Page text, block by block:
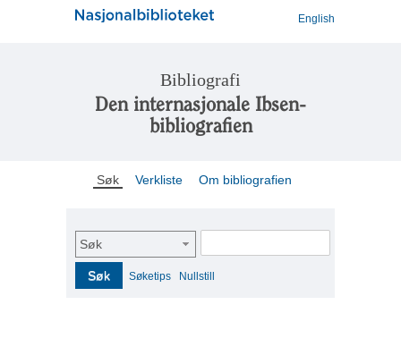
English
Bibliografi
Den internasjonale Ibsen-
bibliografien
Søk Verkliste Om bibliografien
Søk
Søk Søketips Nullstill